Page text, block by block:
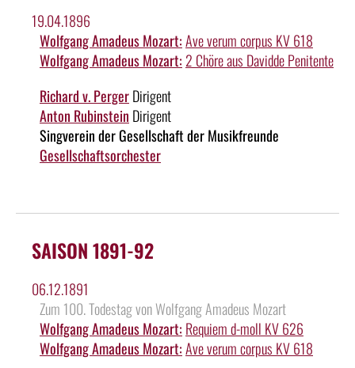
19.04.1896
Wolfgang Amadeus Mozart:Ave verum corpus KV 618
Wolfgang Amadeus Mozart: 2 Chöre aus Davidde Penitente
Richard v. PergerDirigent
Anton Rubinstein Dirigent
Singverein der Gesellschaft der Musikfreunde
Gesellschaftsorchester
SAISON 1891-92
06.12.1891
Zum 100. Todestag von Wolfgang Amadeus Mozart
Wolfgang Amadeus Mozart: Requiem d-moll KV 626
Wolfgang Amadeus Mozart:Ave verum corpus KV 618